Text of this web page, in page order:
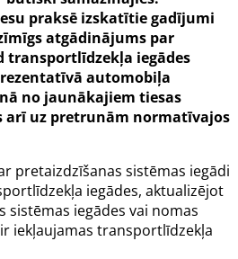
praksē izskatītie gadījumi
atgādinājums par
transportlīdzekļa iegādes
automobiļa
no jaunākajiem tiesas
arī uz pretrunām normatīvajos
pretaizdzīšanas sistēmas iegādi
iegādes, aktualizējot
sistēmas iegādes vai nomas
iekļaujamas transportlīdzekļa